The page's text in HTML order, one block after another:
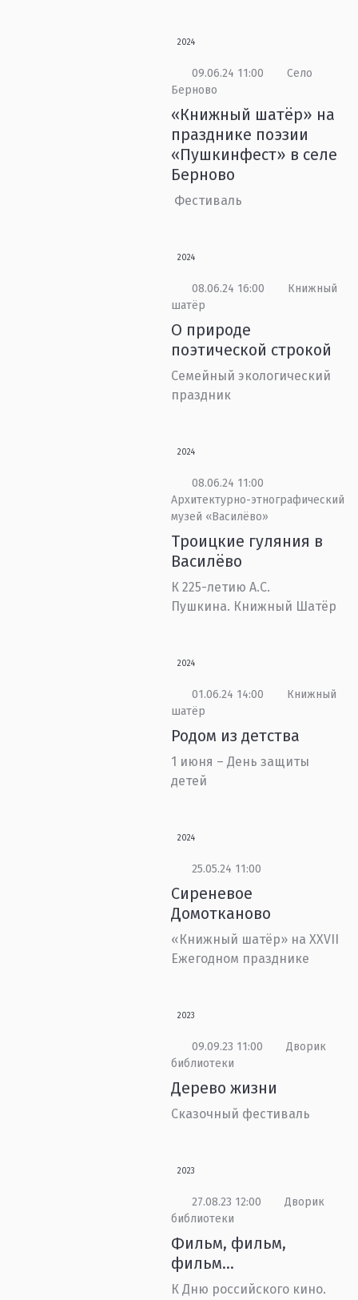
2024
09.06.24 11:00
Село
Берново
«Книжный шатёр» на
празднике поэзии
«Пушкинфест» в селе
Берново
Фестиваль
2024
08.06.24 16:00
Книжный
шатёр
О природе
поэтической строкой
Семейный экологический
праздник
2024
08.06.24 11:00
Архитектурно-этнографический
музей «Василёво»
Троицкие гуляния в
Василёво
К 225-летию А.С.
Пушкина. Книжный Шатёр
2024
01.06.24 14:00
Книжный
шатёр
Родом из детства
1 июня – День защиты
детей
2024
25.05.24 11:00
Сиреневое
Домотканово
«Книжный шатёр» на XXVII
Ежегодном празднике
2023
09.09.23 11:00
Дворик
библиотеки
Дерево жизни
Сказочный фестиваль
2023
27.08.23 12:00
Дворик
библиотеки
Фильм, фильм,
фильм...
К Дню российского кино.